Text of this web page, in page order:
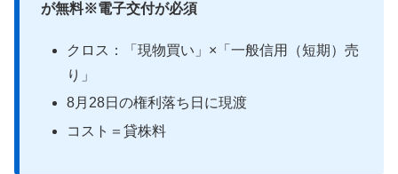
が無料※電子交付が必須
クロス：「現物買い」×「一般信用（短期）売
り」
8月28日の権利落ち日に現渡
コスト＝貸株料